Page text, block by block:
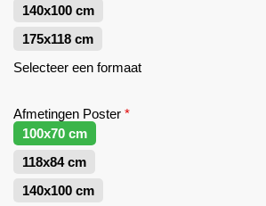
140x100 cm
175x118 cm
Selecteer een formaat
Afmetingen Poster *
100x70 cm
118x84 cm
140x100 cm